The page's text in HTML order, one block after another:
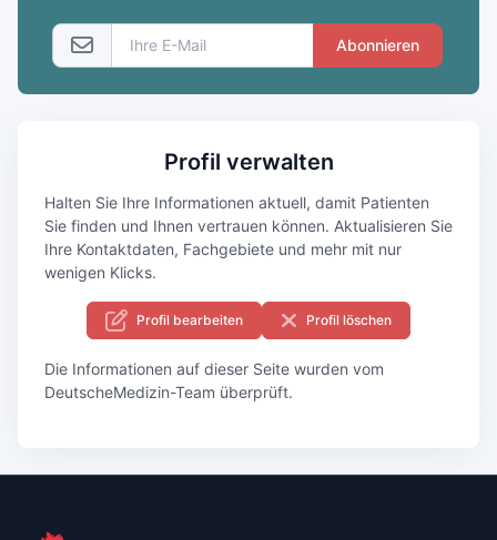
Abonnieren
Profil verwalten
Halten Sie Ihre Informationen aktuell, damit Patienten
Sie finden und Ihnen vertrauen können. Aktualisieren Sie
Ihre Kontaktdaten, Fachgebiete und mehr mit nur
wenigen Klicks.
Profil bearbeiten Profil löschen
Die Informationen auf dieser Seite wurden vom
DeutscheMedizin-Team überprüft.